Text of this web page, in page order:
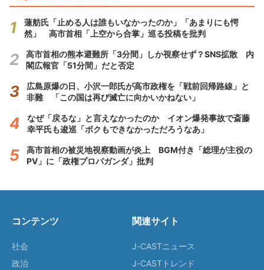
蓮舫氏「止める人は誰もいなかったのか」「あまりにも愕
然」 高市首相「上空から合掌」巡る投稿を批判
高市首相の熊本避難所「3分間」しか視察せず？SNS拡散 内
閣広報官「51分間」だと否定
広島原爆の日、小沢一郎氏が高市政権を「戦前回帰路線」と
非難 「この国は再び滅亡に向かいかねない」
なぜ「戻るな」と言えなかったのか イオン爆発事故で斎藤
幸平氏も逡巡「ボクもできなかっただろうなあ」
高市首相の被災地視察動画が炎上 BGM付き「総理が主役の
PV」に「政権プロパガンダ」批判
コンテンツ
社会
政治
関連サイト
J-CASTニュース
J-CASTトレンド